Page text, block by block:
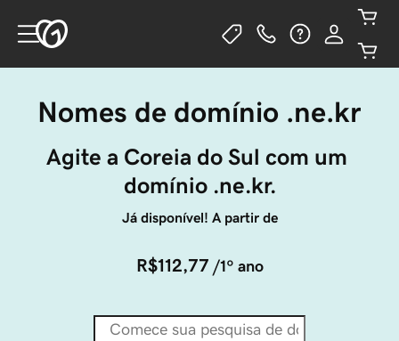
Nomes de domínio .ne.kr
Agite a Coreia do Sul com um
domínio .ne.kr.
Já disponível! A partir de
R$112,77 /1º ano